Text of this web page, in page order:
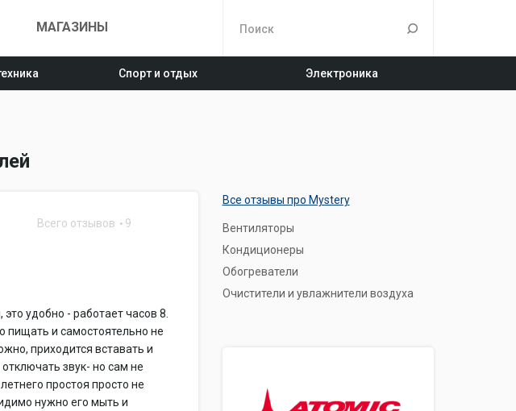
МАГАЗИНЫ
Спорт и отдых Электроника
Всего отзывов 9
удобно - работает часов 8.
пищать и самостоятельно не
приходится вставать и
звук- но сам не
простоя просто не
нужно его мыть и
Все отзывы про Mystery
Вентиляторы
Кондиционеры
Обогреватели
Очистители и увлажнители воздуха